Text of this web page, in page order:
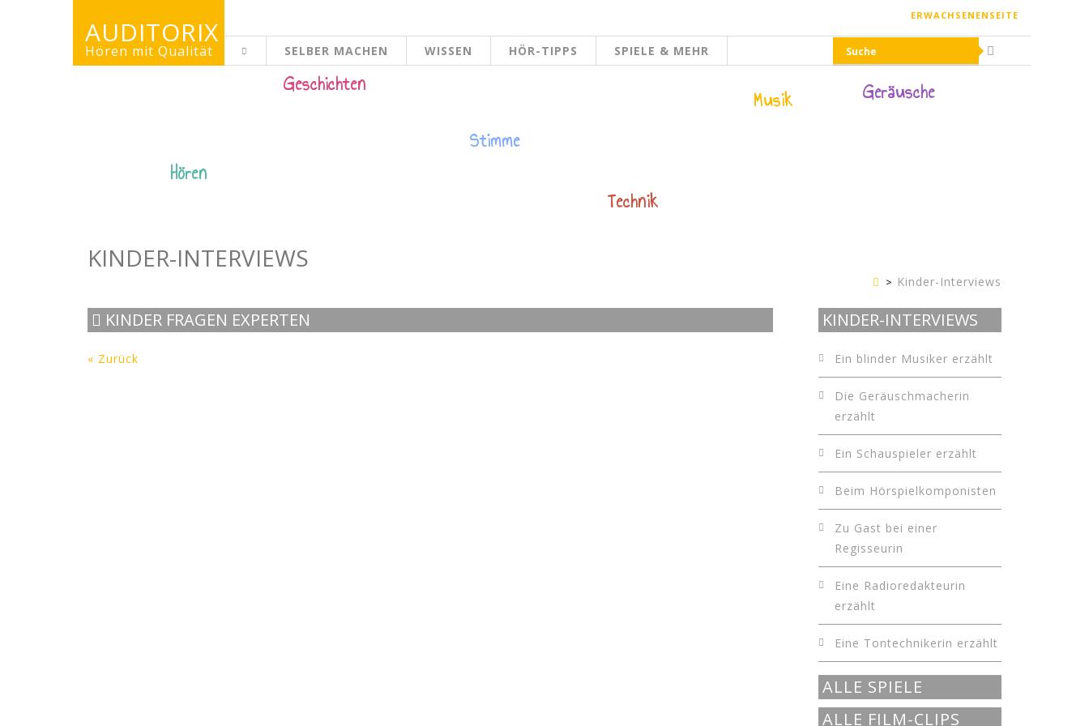
ERWACHSENENSEITE
AUDITORIX
Hören mit Qualität SELBER MACHEN WISSEN HÖR-TIPPS SPIELE & MEHR
Hören
Geschichten
Stimme
Technik
Musik Geräusche
KINDER-INTERVIEWS
KinderseiteKinder-Interviews
KINDER FRAGEN EXPERTEN
« Zurück
KINDER-INTERVIEWS
Ein blinder Musiker erzählt
Die Geräuschmacherin
erzählt
Ein Schauspieler erzählt
Beim Hörspielkomponisten
Zu Gast bei einer
Regisseurin
Eine Radioredakteurin
erzählt
Eine Tontechnikerin erzählt
ALLE SPIELE
ALLE FILM-CLIPS